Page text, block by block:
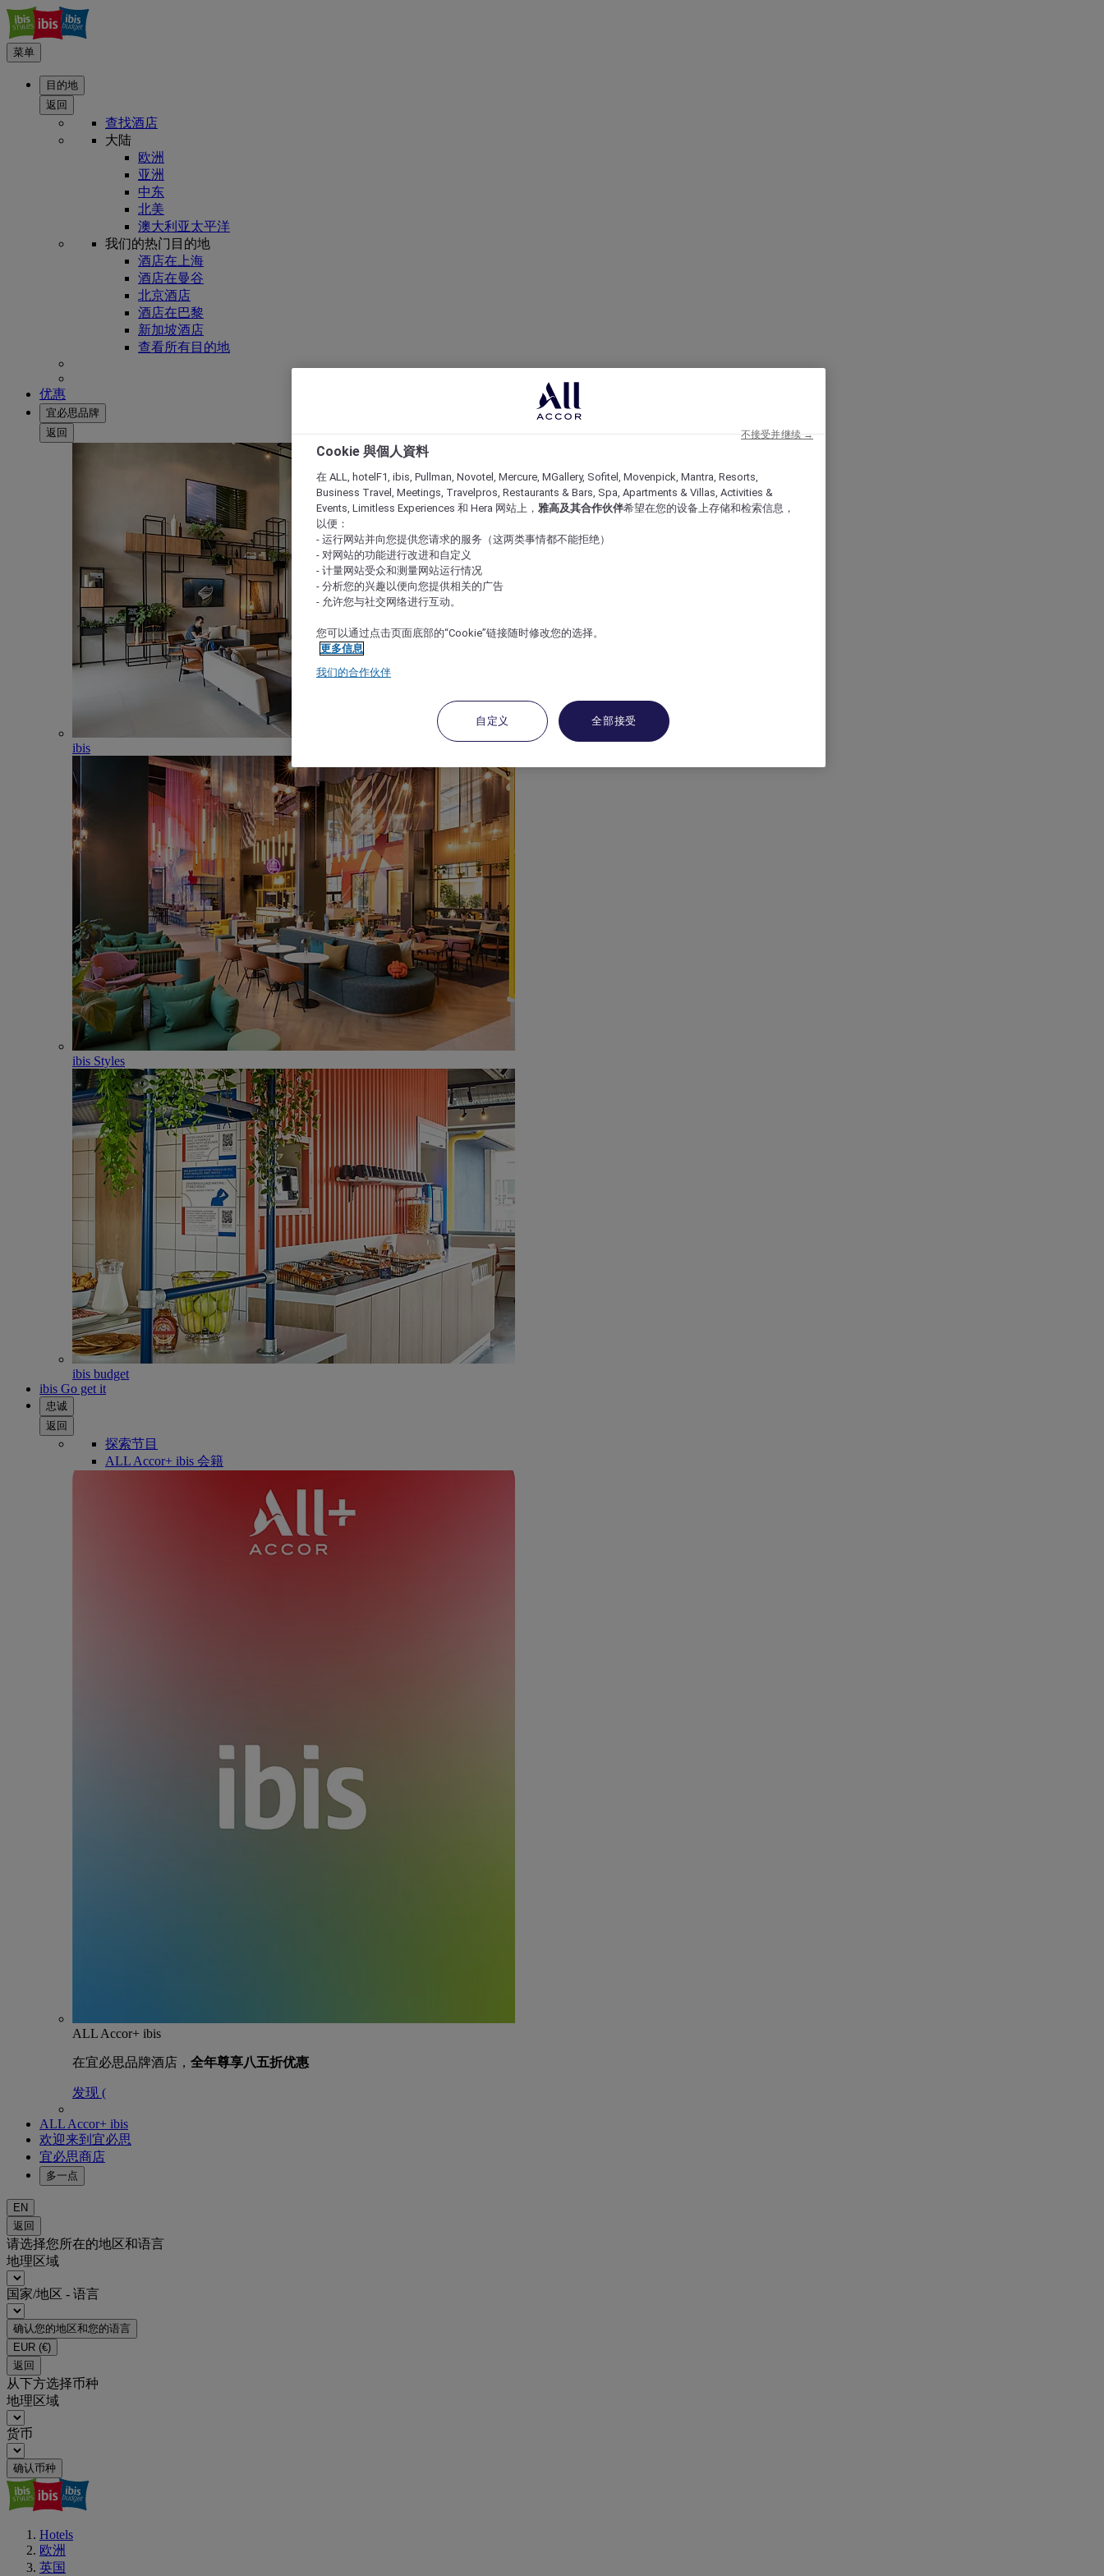
菜单
目的地
返回
查找酒店
大陆
欧洲
亚洲
中东
北美
澳大利亚太平洋
我们的热门目的地
酒店在上海
酒店在曼谷
北京酒店
酒店在巴黎
新加坡酒店
查看所有目的地
优惠
宜必思品牌
返回
ibis
ibis Styles
ibis budget
ibis Go get it
忠诚
返回
探索节目
ALL Accor+ ibis 会籍
ALL Accor+ ibis
在宜必思品牌酒店， 全年尊享八五折优惠
发现 (
ALL Accor+ ibis
欢迎来到宜必思
宜必思商店
多一点
EN
返回
请选择您所在的地区和语言
地理区域
国家/地区 - 语言
确认您的地区和您的语言
EUR (€)
返回
从下方选择币种
地理区域
货币
确认币种
Hotels
欧洲
英国
Cookie 與個人資料
在 ALL, hotelF1, ibis, Pullman, Novotel, Mercure, MGallery, Sofitel, Movenpick, Mantra, Resorts,
Business Travel, Meetings, Travelpros, Restaurants & Bars, Spa, Apartments & Villas, Activities &
Events, Limitless Experiences 和 Hera 网站上， 雅高及其合作伙伴希望在您的设备上存储和检索信息，
以便：
- 运行网站并向您提供您请求的服务（这两类事情都不能拒绝）
- 对网站的功能进行改进和自定义
- 计量网站受众和测量网站运行情况
- 分析您的兴趣以便向您提供相关的广告
- 允许您与社交网络进行互动。
您可以通过点击页面底部的“Cookie”链接随时修改您的选择。
更多信息
我们的合作伙伴
自定义 全部接受
不接受并继续 →